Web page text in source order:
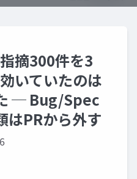
摘300件を3
いていたのは
─ Bug/Spec
はPRから外す